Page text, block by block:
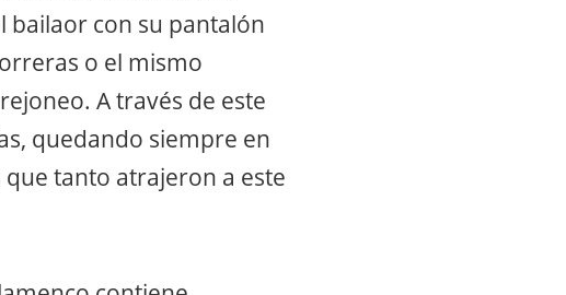
bailaor con su pantalón
o el mismo
A través de este
quedando siempre en
tanto atrajeron a este